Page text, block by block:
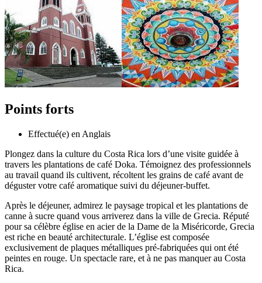
Points forts
Effectué(e) en Anglais
Plongez dans la culture du Costa Rica lors d’une visite guidée à
travers les plantations de café Doka. Témoignez des professionnels
au travail quand ils cultivent, récoltent les grains de café avant de
déguster votre café aromatique suivi du déjeuner-buffet.
Après le déjeuner, admirez le paysage tropical et les plantations de
canne à sucre quand vous arriverez dans la ville de Grecia. Réputé
pour sa célèbre église en acier de la Dame de la Miséricorde, Grecia
est riche en beauté architecturale. L’église est composée
exclusivement de plaques métalliques pré-fabriquées qui ont été
peintes en rouge. Un spectacle rare, et à ne pas manquer au Costa
Rica.